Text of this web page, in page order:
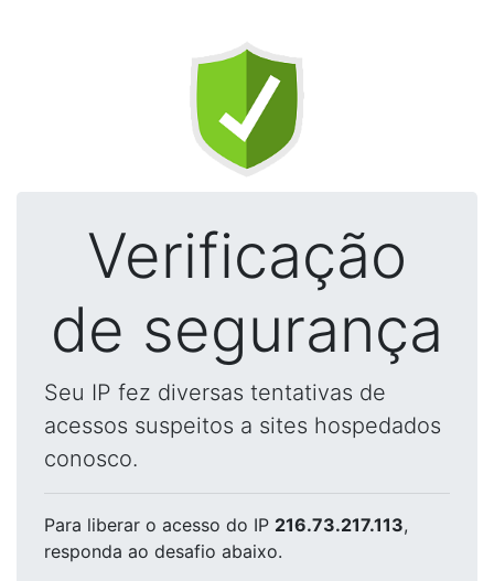
Verificação
de segurança
Seu IP fez diversas tentativas de
acessos suspeitos a sites hospedados
conosco.
Para liberar o acesso do IP 216.73.217.113,
responda ao desafio abaixo.